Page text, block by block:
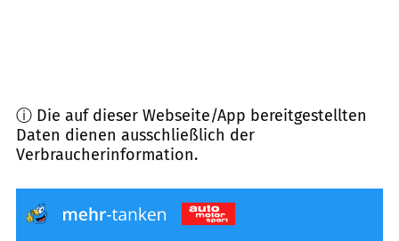
ⓘ Die auf dieser Webseite/App bereitgestellten
Daten dienen ausschließlich der
Verbraucherinformation.